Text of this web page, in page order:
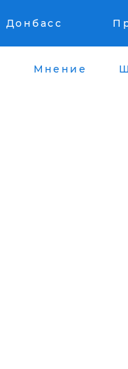
Донбасс
Мнение